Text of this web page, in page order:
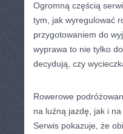
Ogromną częścią
tym, jak wyregulować
przygotowaniem do
wyprawa to nie tylko
decydują, czy
Rowerowe
na luźną jazdę, jak i
Serwis pokazuje, że